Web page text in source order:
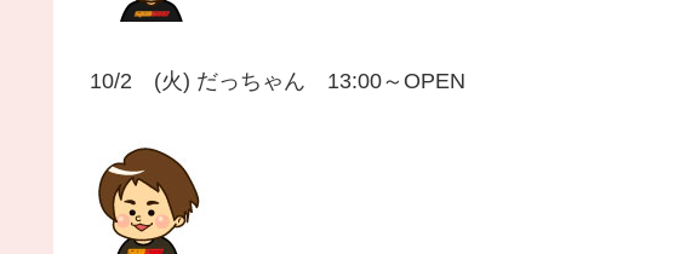
10/2 (火) だっちゃん 13:00～OPEN